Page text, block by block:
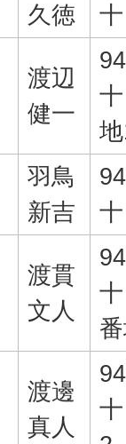
久徳
渡辺
健一
羽鳥
新吉
渡貫
文人
渡邊
真人